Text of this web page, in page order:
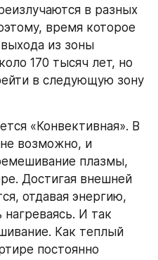
в разных
время которое
из зоны
170 тысяч лет, но
в следующую зону
«Конвективная». В
возможно, и
плазмы,
Достигая внешней
отдавая энергию,
нагреваясь. И так
Как теплый
постоянно